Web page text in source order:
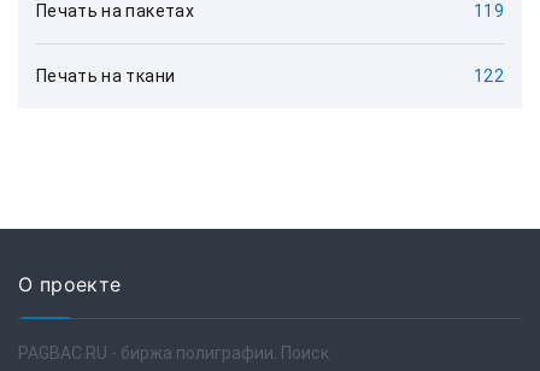
Печать на пакетах 119
Печать на ткани 122
О проекте
PAGBAC.RU - биржа полиграфии. Поиск